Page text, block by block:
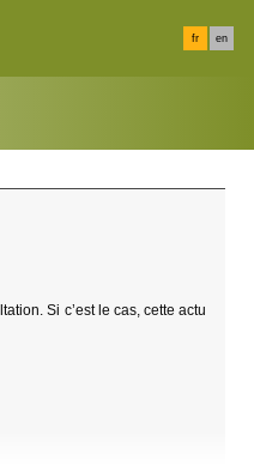
fr en
Si c’est le cas, cette actu